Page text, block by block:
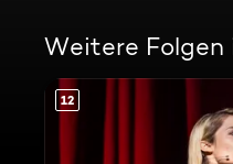
Weitere
12